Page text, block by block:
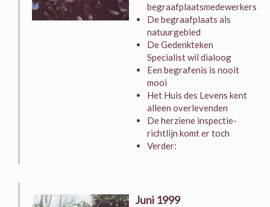
begraafplaatsmedewerkers
De begraafplaats als
natuurgebied
De Gedenkteken
Specialist wil dialoog
Een begrafenis is nooit
mooi
Het Huis des Levens kent
alleen overlevenden
De herziene inspectie-
richtlijn komt er toch
Verder:
Juni 1999